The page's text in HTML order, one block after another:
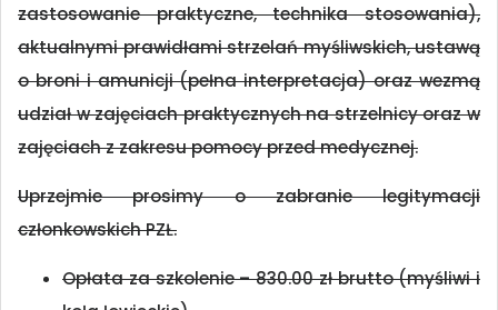
zastosowanie praktyczne, technika stosowania),
aktualnymi prawidłami strzelań myśliwskich, ustawą
o broni i amunicji (pełna interpretacja) oraz wezmą
udział w zajęciach praktycznych na strzelnicy oraz w
zajęciach z zakresu pomocy przed medycznej.
Uprzejmie prosimy o zabranie legitymacji
członkowskich PZŁ.
Opłata za szkolenie – 830.00 zł brutto (myśliwi i